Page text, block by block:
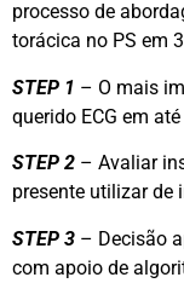
processo de
torácica no PS em
STEP 1 – O mais
querido ECG em
STEP 2 – Avaliar
presente utilizar de
STEP 3 – Decisão
com apoio de